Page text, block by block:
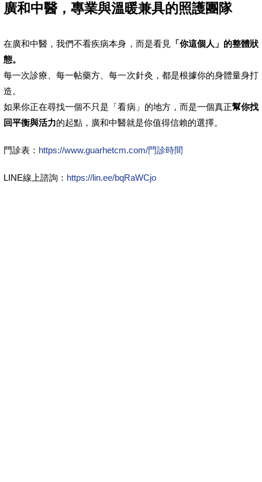
廣和中醫，專業與溫暖兼具的照護團隊
在廣和中醫，我們不看疾病本身，而是看見 「你這個人」的整體狀
態。
每一次診療、每一帖藥方、每一次針灸，都是根據你的身體量身打
造。
如果你正在尋找一個不只是「看病」的地方，而是一個真正幫你找
回平衡與活力的起點，廣和中醫就是你值得信賴的選擇。
門診表： https://www.guarhetcm.com/門診時間
LINE線上諮詢： https://lin.ee/bqRaWCjo